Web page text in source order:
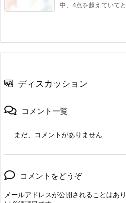
中、4点を超えていて
ディスカッション
コメント一覧
まだ、コメントがありません
コメントをどうぞ
メールアドレスが公開されることはあり